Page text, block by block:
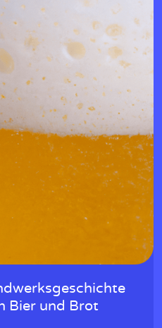
Bier und Brot